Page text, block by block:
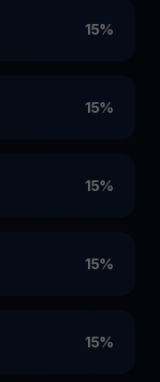
15%
15%
15%
15%
15%